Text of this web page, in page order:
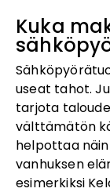
Kuka
useat tahot.
tarjota
välttämätön
helpottaa
vanhuksen
esimerkiksi